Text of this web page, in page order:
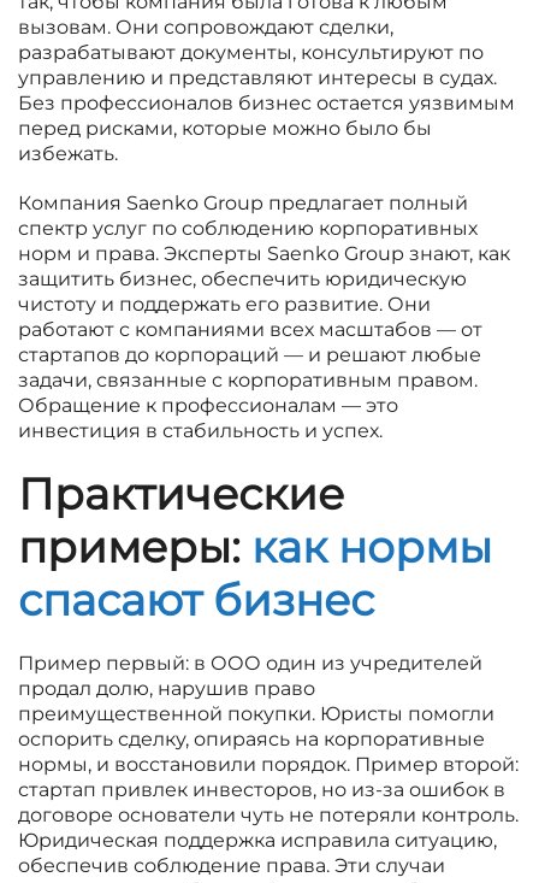
вызовам. Они сопровождают сделки,
разрабатывают документы, консультируют по
управлению и представляют интересы в судах.
Без профессионалов бизнес остается уязвимым
перед рисками, которые можно было бы
избежать.
Компания Saenko Group предлагает полный
спектр услуг по соблюдению корпоративных
норм и права. Эксперты Saenko Group знают, как
защитить бизнес, обеспечить юридическую
чистоту и поддержать его развитие. Они
работают с компаниями всех масштабов — от
стартапов до корпораций — и решают любые
задачи, связанные с корпоративным правом.
Обращение к профессионалам — это
инвестиция в стабильность и успех.
Практические
примеры: как нормы
спасают бизнес
Пример первый: в ООО один из учредителей
продал долю, нарушив право
преимущественной покупки. Юристы помогли
оспорить сделку, опираясь на корпоративные
нормы, и восстановили порядок. Пример второй:
стартап привлек инвесторов, но из-за ошибок в
договоре основатели чуть не потеряли контроль.
Юридическая поддержка исправила ситуацию,
обеспечив соблюдение права. Эти случаи